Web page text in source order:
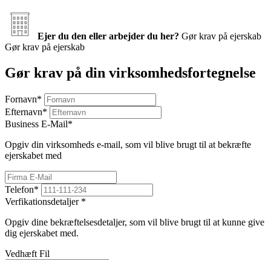
Ejer du den eller arbejder du her? Gør krav på ejerskab
Gør krav på ejerskab
Gør krav på din virksomhedsfortegnelse
Fornavn*
Efternavn*
Business E-Mail*
Opgiv din virksomheds e-mail, som vil blive brugt til at bekræfte
ejerskabet med
Telefon*
Verfikationsdetaljer *
Opgiv dine bekræftelsesdetaljer, som vil blive brugt til at kunne give
dig ejerskabet med.
Vedhæft Fil